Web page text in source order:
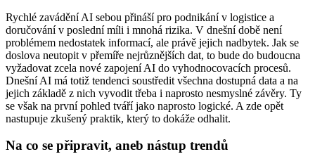
Rychlé zavádění AI sebou přináší pro podnikání v logistice a
doručování v poslední míli i mnohá rizika. V dnešní době není
problémem nedostatek informací, ale právě jejich nadbytek. Jak se
doslova neutopit v přemíře nejrůznějších dat, to bude do budoucna
vyžadovat zcela nové zapojení AI do vyhodnocovacích procesů.
Dnešní AI má totiž tendenci soustředit všechna dostupná data a na
jejich základě z nich vyvodit třeba i naprosto nesmyslné závěry. Ty
se však na první pohled tváří jako naprosto logické. A zde opět
nastupuje zkušený praktik, který to dokáže odhalit.
Na co se připravit, aneb nástup trendů